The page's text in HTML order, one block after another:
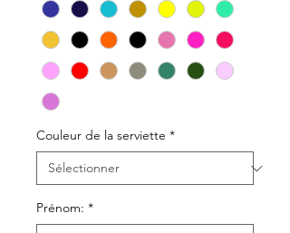
Couleur de la serviette *
Prénom: *